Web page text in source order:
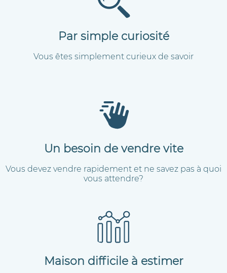
Par simple curiosité
Vous êtes simplement curieux de savoir
Un besoin de vendre vite
Vous devez vendre rapidement et ne savez pas à quoi
vous attendre?
Maison difficile à estimer